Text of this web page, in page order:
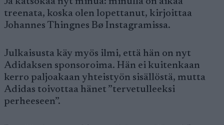
treenata, koska olen lopettanut, kirjoittaa
Johannes Thingnes Bø Instagramissa.
Julkaisusta käy myös ilmi, että hän on nyt
Adidaksen sponsoroima. Hän ei kuitenkaan
kerro paljoakaan yhteistyön sisällöstä, mutta
Adidas toivottaa hänet ”tervetulleeksi
perheeseen”.